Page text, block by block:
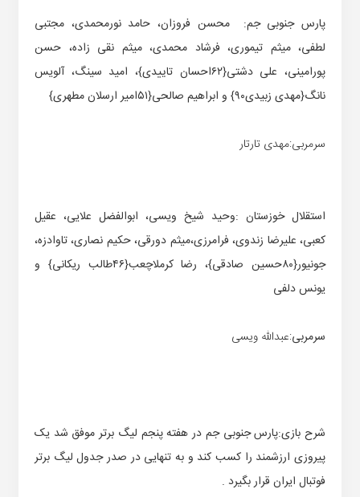
پارس جنوبی جم: محسن فروزان، حامد نورمحمدی، مجتبی
لطفی، میثم تیموری، فرشاد محمدی، میثم نقی زاده، حسن
پورامینی، علی دشتی{۶۲احسان تاییدی}، امید سینگ، آلویس
نانگ{مهدی زبیدی۹۰} و ابراهیم صالحی{۵۱امیر ارسلان مطهری}
سرمربی:مهدی تارتار
استقلال خوزستان :وحید شیخ ویسی، ابوالفضل علایی، عقیل
کعبی، علیرضا زندوی، فرامرزی،میثم دورقی، حکیم نصاری، تاوادزه،
جونیور{۸۰حسین صادقی}، رضا کرملاچعب{۴۶طالب ریکانی} و
یونس دلفی
سرمربی:عبدالله ویسی
شرح بازی:پارس جنوبی جم در هفته پنجم لیگ برتر موفق شد یک
پیروزی ارزشمند را کسب کند و به تنهایی در صدر جدول لیگ برتر
فوتبال ایران قرار بگیرد .